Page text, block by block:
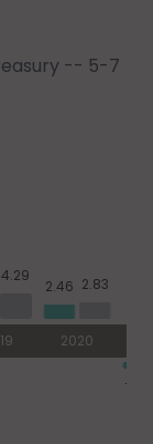
-- 5-7